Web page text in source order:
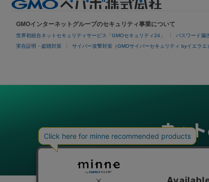
GMOインターネットグループのセキュリティ事業について
世界初総合ネットセキュリティサービス「GMOセキュリティ24」 パスワード漏
実在証明・盗聴対策 サイバー攻撃対策（GMOサイバーセキュリティ byイエラエ）